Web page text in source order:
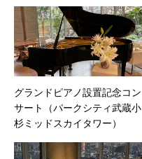
グランドピアノ設置記念コン
サート（パークシティ武蔵小
杉ミッドスカイタワー）